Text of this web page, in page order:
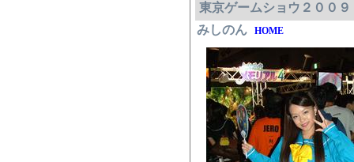
東京ゲームショウ２００９
みしのん
HOME